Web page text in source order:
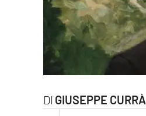
lacitymag.it
GIUSEPPE CURRÀ